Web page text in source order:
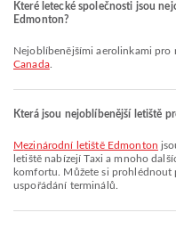
Které letecké společnosti jsou
Edmonton?
Nejoblíbenějšími aerolinkami
Canada.
Která jsou nejoblíbenější letiště
Mezinárodní letiště Edmonton
letiště nabízejí Taxi a mnoho
komfortu. Můžete si
uspořádání terminálů.